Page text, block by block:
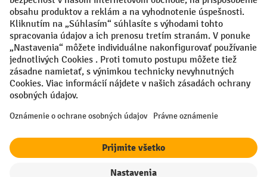
Sociálne siete
Facebook
YouTube
LinkedIn
Nastavenia ochrany osobných údajov
All prices excl. VAT plusshipping costsand possible delivery charges,
¹ Zľava platí do vypredania zásob. Zľava sa nevzťahuje na špeciálne